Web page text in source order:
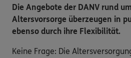
Die Angebote der DANV rund
Altersvorsorge überzeugen in
ebenso durch ihre Flexibilität.
Keine Frage: Die